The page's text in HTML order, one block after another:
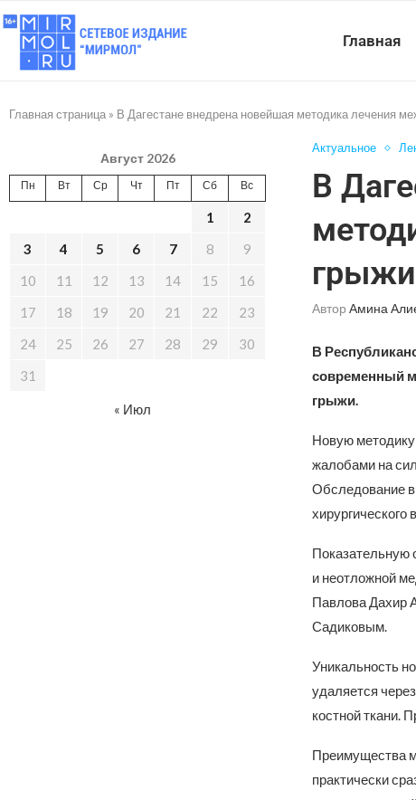
Главная
Главная страница » В Дагестане внедрена новейшая методика лечения
Актуальное
В
грыжи
Автор Амина
В
современный
грыжи.
Новую
жалобами на
Обследование
Показательную
и неотложной
Павлова Дахир
Садиковым.
Уникальность
удаляется
костной ткани.
Преимущества
практически
Август 2026
Пн Вт Ср Чт Пт Сб Вс
1
2
3
4 5 6 7 8
9
10
11 12 13 14 15
16
17
18 19 20 21 22
23
24
25 26 27 28 29
30
31
« Июл